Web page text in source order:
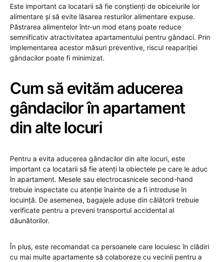
Este important ca locatarii să fie conștienți de obiceiurile lor
alimentare și să evite lăsarea resturilor alimentare expuse.
Păstrarea alimentelor într-un mod etanș poate reduce
semnificativ atractivitatea apartamentului pentru gândaci. Prin
implementarea acestor măsuri preventive, riscul reapariției
gândacilor poate fi minimizat.
Cum să evităm aducerea
gândacilor în apartament
din alte locuri
Pentru a evita aducerea gândacilor din alte locuri, este
important ca locatarii să fie atenți la obiectele pe care le aduc
în apartament. Mesele sau electrocasnicele second-hand
trebuie inspectate cu atenție înainte de a fi introduse în
locuință. De asemenea, bagajele aduse din călătorii trebuie
verificate pentru a preveni transportul accidental al
dăunătorilor.
În plus, este recomandat ca persoanele care locuiesc în clădiri
cu mai multe apartamente să colaboreze cu vecinii pentru a